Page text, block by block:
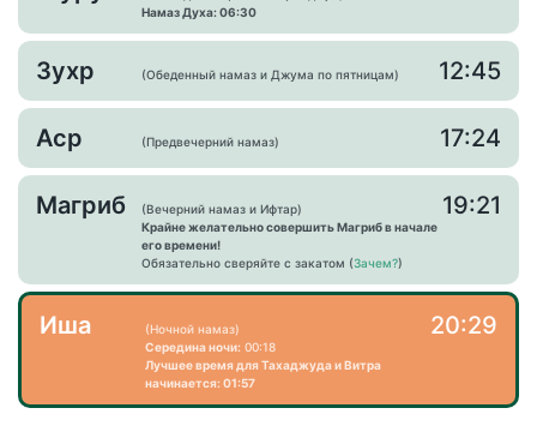
Намаз Духа: 06:30
Зухр (Обеденный намаз и Джума по пятницам) 12:45
Аср (Предвечерний намаз) 17:24
Магриб
(Вечерний намаз и Ифтар)
Крайне желательно совершить Магриб в начале
его времени!
Обязательно сверяйте с закатом (Зачем?)
19:21
Иша
(Ночной намаз)
Середина ночи: 00:18
Лучшее время для Тахаджуда и Витра
начинается: 01:57
20:29